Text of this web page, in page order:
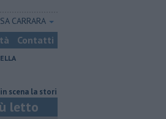
CARRARA
Contatti
storia Pacini, "siamo ai
letto